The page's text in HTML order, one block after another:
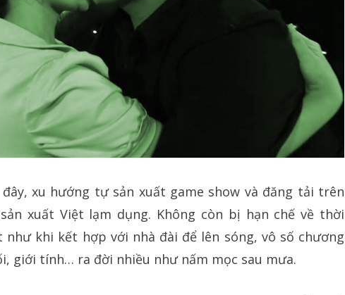
xu hướng tự sản xuất game show và đăng tải trên
xuất Việt lạm dụng. Không còn bị hạn chế về thời
như khi kết hợp với nhà đài để lên sóng, vô số chương
giới tính… ra đời nhiều như nấm mọc sau mưa.